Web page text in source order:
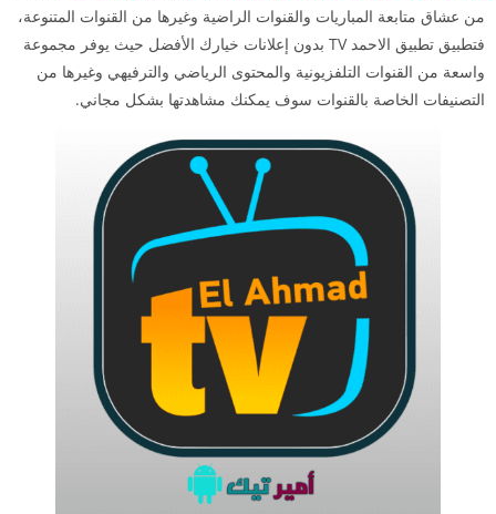
من عشاق متابعة المباريات والقنوات الراضية وغيرها من القنوات المتنوعة،
فتطبيق تطبيق الاحمد TV بدون إعلانات خيارك الأفضل حيث يوفر مجموعة
واسعة من القنوات التلفزيونية والمحتوى الرياضي والترفيهي وغيرها من
التصنيفات الخاصة بالقنوات سوف يمكنك مشاهدتها بشكل مجاني.